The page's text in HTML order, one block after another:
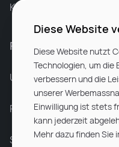
Karriere bei Rocken
Für Unternehmen
Unsere Dienstleistungen
Partnerunternehmen
Sitemap
Diese Website
Diese Website nutzt
Technologien, um
verbessern und die
unserer
Einwilligung ist stets
kann jederzeit
Mehr dazu finden Sie